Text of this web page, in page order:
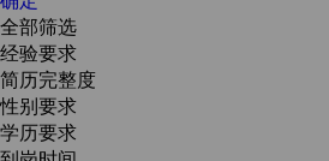
全部筛选
经验要求
简历完整度
性别要求
学历要求